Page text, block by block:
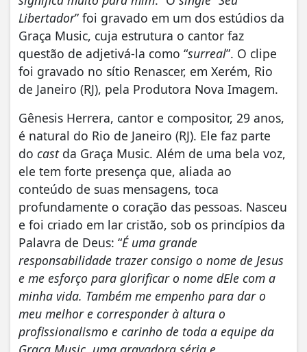
Libertador” foi gravado em um dos estúdios da
Graça Music, cuja estrutura o cantor faz
questão de adjetivá-la como “surreal”. O clipe
foi gravado no sítio Renascer, em Xerém, Rio
de Janeiro (RJ), pela Produtora Nova Imagem.
Gênesis Herrera, cantor e compositor, 29 anos,
é natural do Rio de Janeiro (RJ). Ele faz parte
do castda Graça Music. Além de uma bela voz,
ele tem forte presença que, aliada ao
conteúdo de suas mensagens, toca
profundamente o coração das pessoas. Nasceu
e foi criado em lar cristão, sob os princípios da
Palavra de Deus: “É uma grande
responsabilidade trazer consigo o nome de Jesus
e me esforço para glorificar o nome dEle com a
minha vida. Também me empenho para dar o
meu melhor e corresponder à altura o
profissionalismo e carinho de toda a equipe da